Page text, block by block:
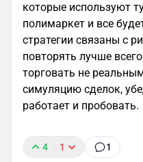
которые используют
полимаркет и все
стратегии связаны с
повторять лучше
торговать не
симуляцию сделок,
работает и пробовать.
4 1 1